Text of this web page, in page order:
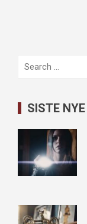
Search
SISTE NYE